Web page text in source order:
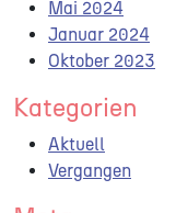
Mai 2024
Januar 2024
Oktober 2023
Kategorien
Aktuell
Vergangen